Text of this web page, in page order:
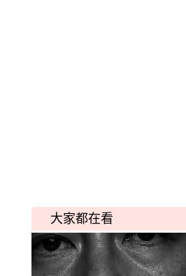
大家都在看